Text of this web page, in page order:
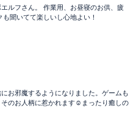
ルフさん。 作業用、お昼寝のお供、疲
聞いてて楽しいし心地よい！
お邪魔するようになりました。ゲームも
そのお人柄に惹かれます☺️まったり癒しの